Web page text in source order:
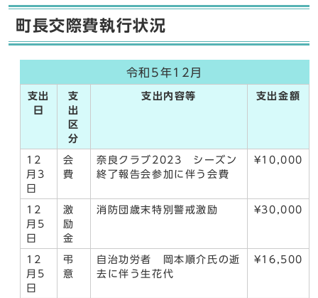
町長交際費執行状況
令和5年12月
支出
日
支
出
区
分
支出内容等 支出金額
12
月3
日
会
費
奈良クラブ2023 シーズン
終了報告会参加に伴う会費
¥10,000
12
月5
日
激
励
金
消防団歳末特別警戒激励 ¥30,000
12
月5
日
弔
意
自治功労者 岡本順介氏の逝
去に伴う生花代
¥16,500